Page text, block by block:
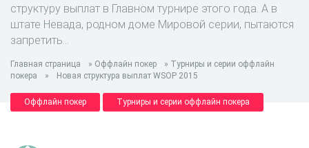
структуру выплат в Главном турнире этого года. А в
штате Невада, родном доме Мировой серии, пытаются
запретить…
Главная страница » Оффлайн покер » Турниры и серии оффлайн
покера
» Новая структура выплат WSOP 2015
Оффлайн покер Турниры и серии оффлайн покера